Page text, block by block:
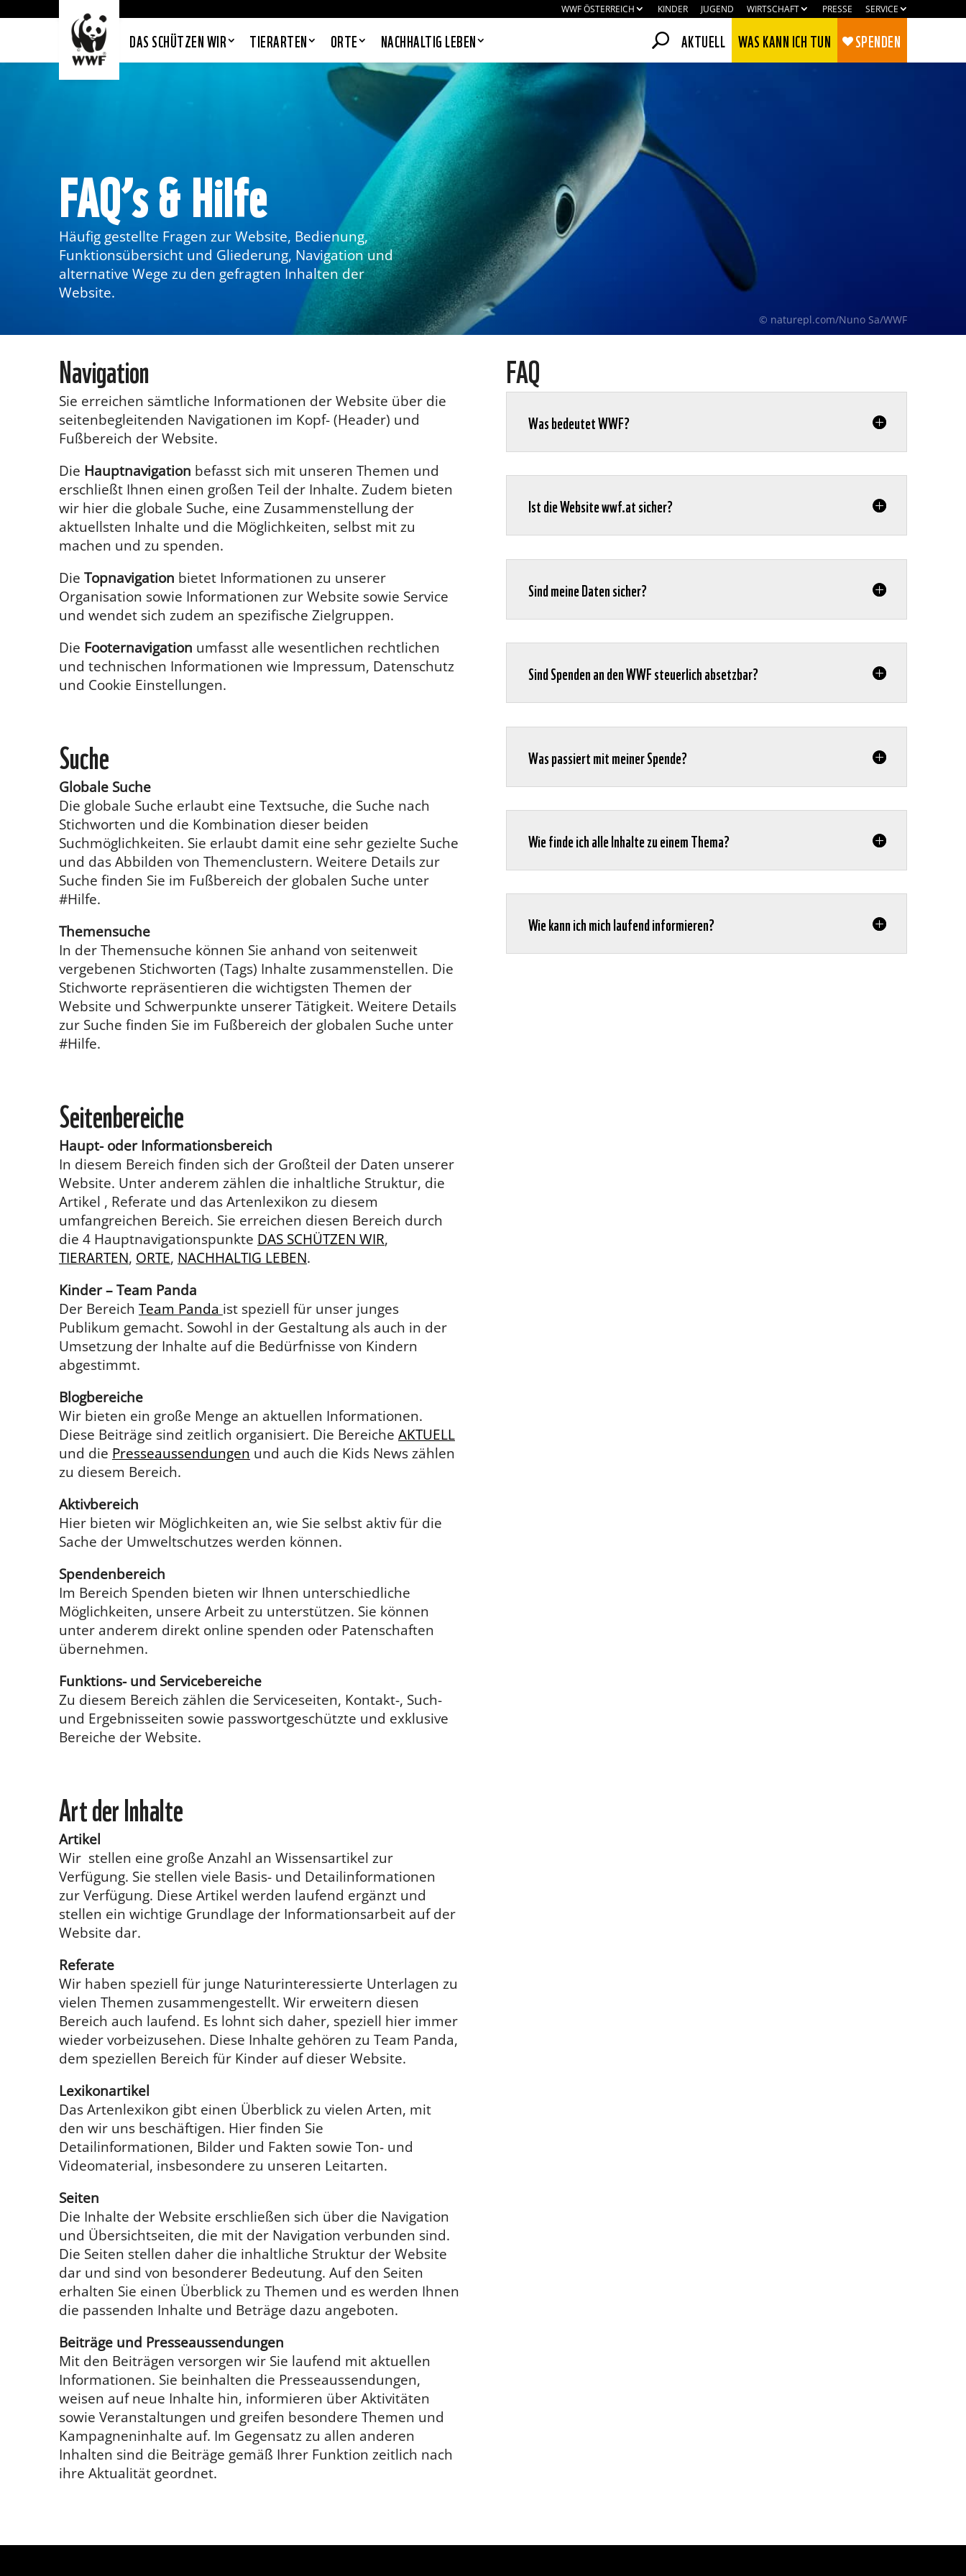
WWF ÖSTERREICH KINDER JUGEND WIRTSCHAFT PRESSE SERVICE
DAS SCHÜTZEN WIR TIERARTEN ORTE NACHHALTIG LEBEN AKTUELL WAS KANN ICH TUN SPENDEN
FAQ’s & Hilfe
Häufig gestellte Fragen zur Website, Bedienung,
Funktionsübersicht und Gliederung, Navigation und
alternative Wege zu den gefragten Inhalten der
Website.
© naturepl.com/Nuno Sa/WWF
Navigation FAQ
Sie erreichen sämtliche Informationen der Website über die
seitenbegleitenden Navigationen im Kopf- (Header) und
Fußbereich der Website.
Die Hauptnavigation befasst sich mit unseren Themen und
erschließt Ihnen einen großen Teil der Inhalte. Zudem bieten
wir hier die globale Suche, eine Zusammenstellung der
aktuellsten Inhalte und die Möglichkeiten, selbst mit zu
machen und zu spenden.
Die Topnavigation bietet Informationen zu unserer
Organisation sowie Informationen zur Website sowie Service
und wendet sich zudem an spezifische Zielgruppen.
Die Footernavigation umfasst alle wesentlichen rechtlichen
und technischen Informationen wie Impressum, Datenschutz
und Cookie Einstellungen.
Suche
Globale Suche
Die globale Suche erlaubt eine Textsuche, die Suche nach
Stichworten und die Kombination dieser beiden
Suchmöglichkeiten. Sie erlaubt damit eine sehr gezielte Suche
und das Abbilden von Themenclustern. Weitere Details zur
Suche finden Sie im Fußbereich der globalen Suche unter
#Hilfe.
Themensuche
In der Themensuche können Sie anhand von seitenweit
vergebenen Stichworten (Tags) Inhalte zusammenstellen. Die
Stichworte repräsentieren die wichtigsten Themen der
Website und Schwerpunkte unserer Tätigkeit. Weitere Details
zur Suche finden Sie im Fußbereich der globalen Suche unter
#Hilfe.
Seitenbereiche
Haupt- oder Informationsbereich
In diesem Bereich finden sich der Großteil der Daten unserer
Website. Unter anderem zählen die inhaltliche Struktur, die
Artikel , Referate und das Artenlexikon zu diesem
umfangreichen Bereich. Sie erreichen diesen Bereich durch
die 4 Hauptnavigationspunkte DAS SCHÜTZEN WIR,
TIERARTEN, ORTE, NACHHALTIG LEBEN.
Kinder – Team Panda
Der Bereich Team Panda ist speziell für unser junges
Publikum gemacht. Sowohl in der Gestaltung als auch in der
Umsetzung der Inhalte auf die Bedürfnisse von Kindern
abgestimmt.
Blogbereiche
Wir bieten ein große Menge an aktuellen Informationen.
Diese Beiträge sind zeitlich organisiert. Die Bereiche AKTUELL
und die Presseaussendungen und auch die Kids News zählen
zu diesem Bereich.
Aktivbereich
Hier bieten wir Möglichkeiten an, wie Sie selbst aktiv für die
Sache der Umweltschutzes werden können.
Spendenbereich
Im Bereich Spenden bieten wir Ihnen unterschiedliche
Möglichkeiten, unsere Arbeit zu unterstützen. Sie können
unter anderem direkt online spenden oder Patenschaften
übernehmen.
Funktions- und Servicebereiche
Zu diesem Bereich zählen die Serviceseiten, Kontakt-, Such-
und Ergebnisseiten sowie passwortgeschützte und exklusive
Bereiche der Website.
Art der Inhalte
Artikel
Wir stellen eine große Anzahl an Wissensartikel zur
Verfügung. Sie stellen viele Basis- und Detailinformationen
zur Verfügung. Diese Artikel werden laufend ergänzt und
stellen ein wichtige Grundlage der Informationsarbeit auf der
Website dar.
Referate
Wir haben speziell für junge Naturinteressierte Unterlagen zu
vielen Themen zusammengestellt. Wir erweitern diesen
Bereich auch laufend. Es lohnt sich daher, speziell hier immer
wieder vorbeizusehen. Diese Inhalte gehören zu Team Panda,
dem speziellen Bereich für Kinder auf dieser Website.
Lexikonartikel
Das Artenlexikon gibt einen Überblick zu vielen Arten, mit
den wir uns beschäftigen. Hier finden Sie
Detailinformationen, Bilder und Fakten sowie Ton- und
Videomaterial, insbesondere zu unseren Leitarten.
Seiten
Die Inhalte der Website erschließen sich über die Navigation
und Übersichtseiten, die mit der Navigation verbunden sind.
Die Seiten stellen daher die inhaltliche Struktur der Website
dar und sind von besonderer Bedeutung. Auf den Seiten
erhalten Sie einen Überblick zu Themen und es werden Ihnen
die passenden Inhalte und Beträge dazu angeboten.
Beiträge und Presseaussendungen
Mit den Beiträgen versorgen wir Sie laufend mit aktuellen
Informationen. Sie beinhalten die Presseaussendungen,
weisen auf neue Inhalte hin, informieren über Aktivitäten
sowie Veranstaltungen und greifen besondere Themen und
Kampagneninhalte auf. Im Gegensatz zu allen anderen
Inhalten sind die Beiträge gemäß Ihrer Funktion zeitlich nach
ihre Aktualität geordnet.
Was bedeutet WWF?
Ist die Website wwf.at sicher?
Sind meine Daten sicher?
Sind Spenden an den WWF steuerlich absetzbar?
Was passiert mit meiner Spende?
Wie finde ich alle Inhalte zu einem Thema?
Wie kann ich mich laufend informieren?
PANDAS LIEBEN COOKIES, WIR
AUCH!
Cookies helfen unser Angebot
nutzerfreundlich zu gestalten & erlauben
uns eine Analyse der Zugriffe auf die
Website. Infos dazu findest du in unserer
Datenschutzerklärung. Unter
Einstellungen
kannst du verwalten,
welche Art von Cookies gesetzt werden.
Deine Auswahl kannst du über den
entsprechenden Link im Footer der
Website jederzeit widerrufen.